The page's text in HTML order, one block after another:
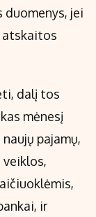
duomenys, jei
atskaitos
dalį tos
mėnesį
pajamų,
ir